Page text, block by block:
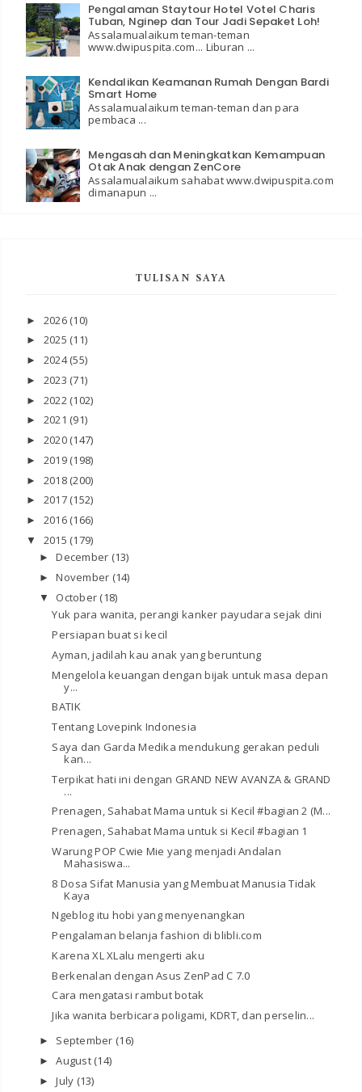
Pengalaman Staytour Hotel Votel Charis
Tuban, Nginep dan Tour Jadi Sepaket Loh!
Assalamualaikum teman-teman
www.dwipuspita.com... Liburan ...
Kendalikan Keamanan Rumah Dengan Bardi
Smart Home
Assalamualaikum teman-teman dan para
pembaca ...
Mengasah dan Meningkatkan Kemampuan
Otak Anak dengan ZenCore
Assalamualaikum sahabat www.dwipuspita.com
dimanapun ...
TULISAN SAYA
► 2026 (10)
► 2025 (11)
► 2024(55)
► 2023 (71)
► 2022 (102)
► 2021 (91)
► 2020 (147)
► 2019 (198)
► 2018 (200)
► 2017 (152)
► 2016 (166)
▼ 2015 (179)
►December (13)
►November (14)
▼ October (18)
Yuk para wanita, perangi kanker payudara sejak dini
Persiapan buat si kecil
Ayman, jadilah kau anak yang beruntung
Mengelola keuangan dengan bijak untuk masa depan
y...
BATIK
Tentang Lovepink Indonesia
Saya dan Garda Medika mendukung gerakan peduli
kan...
Terpikat hati ini dengan GRAND NEW AVANZA & GRAND
...
Prenagen, Sahabat Mama untuk si Kecil #bagian 2 (M...
Prenagen, Sahabat Mama untuk si Kecil #bagian 1
Warung POP Cwie Mie yang menjadi Andalan
Mahasiswa...
8 Dosa Sifat Manusia yang Membuat Manusia Tidak
Kaya
Ngeblog itu hobi yang menyenangkan
Pengalaman belanja fashion di blibli.com
Karena XL XLalu mengerti aku
Berkenalan dengan Asus ZenPad C 7.0
Cara mengatasi rambut botak
Jika wanita berbicara poligami, KDRT, dan perselin...
► September (16)
►August (14)
►July (13)